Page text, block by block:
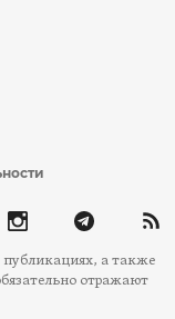
а также
отражают